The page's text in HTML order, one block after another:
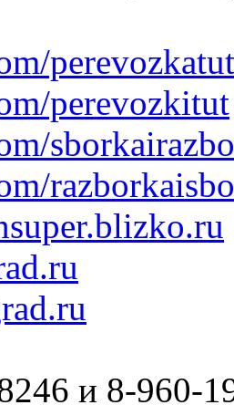
perevozkatut
perevozkitut
и 8-960-